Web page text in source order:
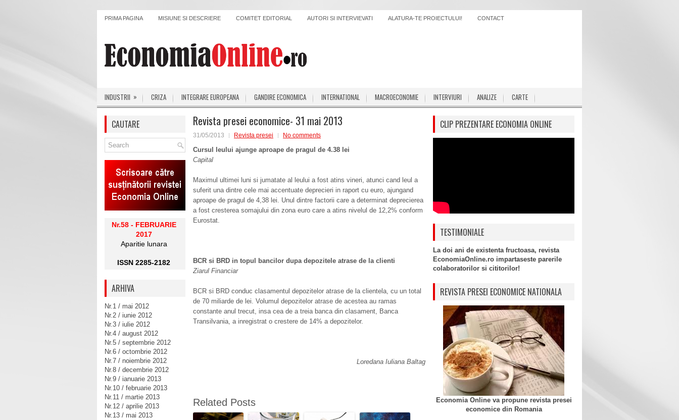
PRIMA PAGINA MISIUNE SI DESCRIERE COMITET EDITORIAL AUTORI SI INTERVIEVATI ALATURA-TE PROIECTULUI! CONTACT
INDUSTRII » CRIZA INTEGRARE EUROPEANA GANDIRE ECONOMICA INTERNATIONAL MACROECONOMIE INTERVIURI ANALIZE CARTE
Revista presei economice- 31 mai 2013
31/05/2013 Revista presei No comments
Cursul leului ajunge aproape de pragul de 4.38 lei
Capital
Maximul ultimei luni si jumatate al leului a fost atins vineri, atunci cand leul a
suferit una dintre cele mai accentuate deprecieri in raport cu euro, ajungand
aproape de pragul de 4,38 lei. Unul dintre factorii care a determinat deprecierea
a fost cresterea somajului din zona euro care a atins nivelul de 12,2% conform
Eurostat.
BCR si BRD in topul bancilor dupa depozitele atrase de la clienti
Ziarul Financiar
BCR si BRD conduc clasamentul depozitelor atrase de la clientela, cu un total
de 70 miliarde de lei. Volumul depozitelor atrase de acestea au ramas
constante anul trecut, insa cea de a treia banca din clasament, Banca
Transilvania, a inregistrat o crestere de 14% a depozitelor.
Loredana Iuliana Baltag
Related Posts
CAUTARE
Nr.58 - FEBRUARIE
2017
Aparitie lunara
ISSN 2285-2182
ARHIVA
Nr.1 / mai 2012
Nr.2 / iunie 2012
Nr.3 / iulie 2012
Nr.4 / august 2012
Nr.5 / septembrie 2012
Nr.6 / octombrie 2012
Nr.7 / noiembrie 2012
Nr.8 / decembrie 2012
Nr.9 / ianuarie 2013
Nr.10 / februarie 2013
Nr.11 / martie 2013
Nr.12 / aprilie 2013
Nr.13 / mai 2013
CLIP PREZENTARE ECONOMIA ONLINE
TESTIMONIALE
La doi ani de existenta fructoasa, revista
EconomiaOnline.ro impartaseste parerile
colaboratorilor si cititorilor!
REVISTA PRESEI ECONOMICE NATIONALA
Economia Online va propune revista presei
economice din Romania